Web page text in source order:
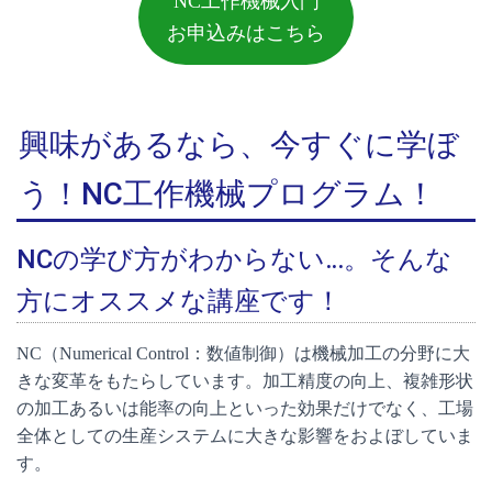
お申込みはこちら
興味があるなら、今すぐに学ぼ
う！NC工作機械プログラム！
NCの学び方がわからない…。そんな
方にオススメな講座です！
NC（Numerical Control：数値制御）は機械加工の分野に大
きな変革をもたらしています。加工精度の向上、複雑形状
の加工あるいは能率の向上といった効果だけでなく、工場
全体としての生産システムに大きな影響をおよぼしていま
す。